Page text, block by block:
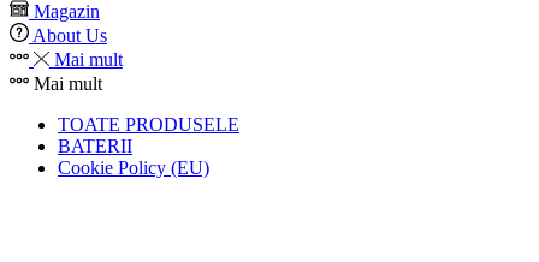
Magazin
About Us
Mai mult
Mai mult
TOATE PRODUSELE
BATERII
Cookie Policy (EU)